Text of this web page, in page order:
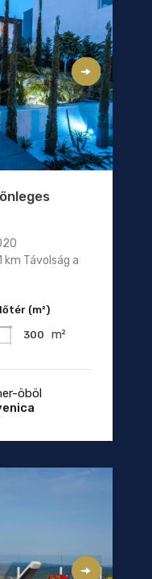
km Távolság a
(m²)
300 m²
öböl